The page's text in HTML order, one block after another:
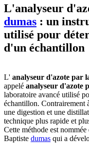
L'analyseur
dumas : un
utilisé pour
d'un échantillon
L' analyseur d'azote par
appelé analyseur d'azote
laboratoire avancé utilisé
échantillon. Contrairement
une digestion et une
technique plus rapide et
Cette méthode est
Baptiste dumas qui a